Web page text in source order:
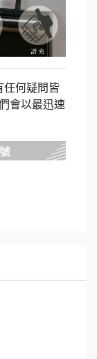
任何疑問皆
會以最迅速